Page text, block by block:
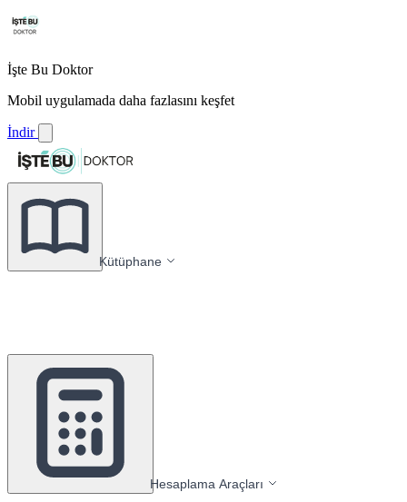
İşte Bu Doktor
Mobil uygulamada daha fazlasını keşfet
İndir
Kütüphane
Hesaplama Araçları